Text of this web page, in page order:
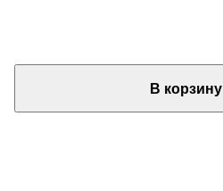
В корзину